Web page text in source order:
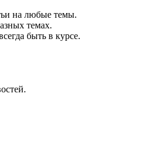
на любые темы.
темах.
быть в курсе.